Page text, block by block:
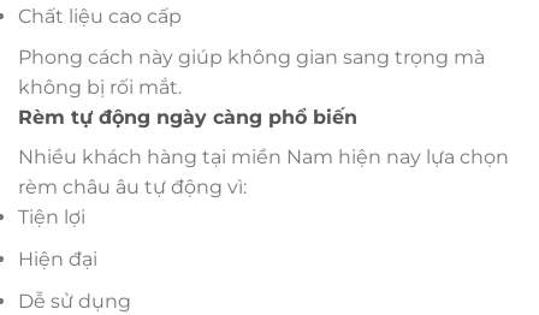
Chất liệu cao cấp
Phong cách này giúp không gian sang trọng mà
không bị rối mắt.
Rèm tự động ngày càng phổ biến
Nhiều khách hàng tại miền Nam hiện nay lựa chọn
rèm châu âu tự động vì:
Tiện lợi
Hiện đại
Dễ sử dụng